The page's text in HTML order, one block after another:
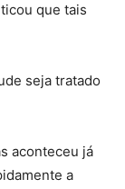
que tais
seja tratado
aconteceu já
a